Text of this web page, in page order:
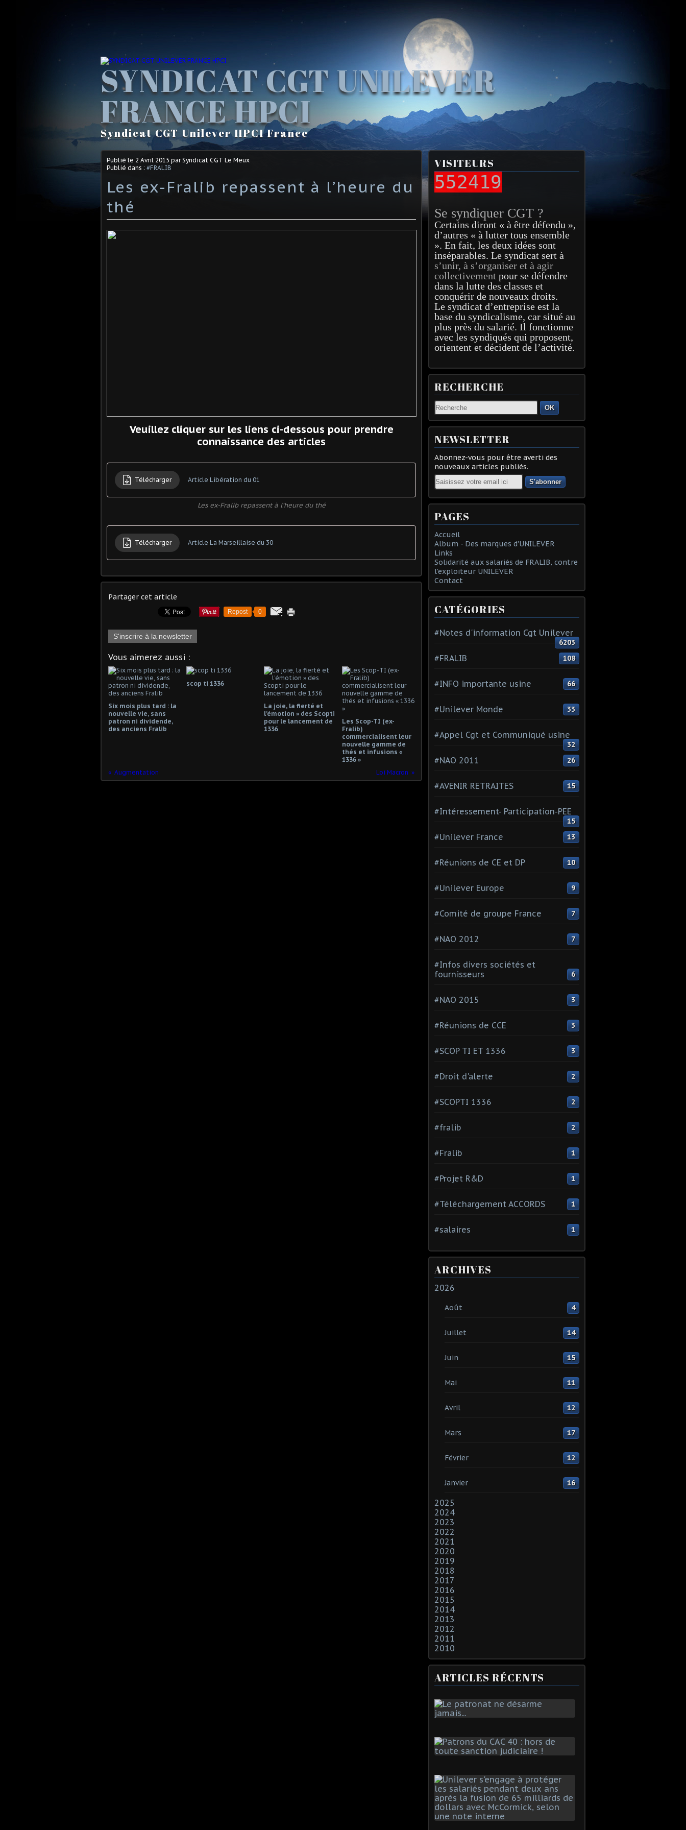
SYNDICAT CGT UNILEVER
FRANCE HPCI
Syndicat CGT Unilever HPCI France
Publié le 2 Avril 2015 par Syndicat CGT Le Meux
Publié dans : #FRALIB
Les ex-Fralib repassent à l’heure du
thé
Veuillez cliquer sur les liens ci-dessous pour prendre
connaissance des articles
Télécharger Article Libération du 01
Les ex-Fralib repassent à l’heure du thé
Télécharger Article La Marseillaise du 30
Partager cet article
Repost 0
S'inscrire à la newsletter
Vous aimerez aussi :
Six mois plus tard : la
nouvelle vie, sans
patron ni dividende,
des anciens Fralib
scop ti 1336
La joie, la fierté et
l’émotion » des Scopti
pour le lancement de
1336
Les Scop-TI (ex-
Fralib)
commercialisent leur
nouvelle gamme de
thés et infusions «
1336 »
Augmentation
Loi Macron
VISITEURS
552419
Se syndiquer CGT ?
Certains diront « à être défendu »,
d’autres « à lutter tous ensemble
». En fait, les deux idées sont
inséparables. Le syndicat sert à
s’unir, à s’organiser et à agir
collectivement pour se défendre
dans la lutte des classes et
conquérir de nouveaux droits.
Le syndicat d’entreprise est la
base du syndicalisme, car situé au
plus près du salarié. Il fonctionne
avec les syndiqués qui proposent,
orientent et décident de l’activité.
RECHERCHE
OK
NEWSLETTER
Abonnez-vous pour être averti des
nouveaux articles publiés.
Email
PAGES
Accueil
Album - Des marques d'UNILEVER
Links
Solidarité aux salariés de FRALIB, contre
l'exploiteur UNILEVER
Contact
CATÉGORIES
#Notes d'information Cgt Unilever
6203
#FRALIB 108
#INFO importante usine 66
#Unilever Monde 33
#Appel Cgt et Communiqué usine
32
#NAO 2011 26
#AVENIR RETRAITES 15
#Intéressement- Participation-PEE
15
#Unilever France 13
#Réunions de CE et DP 10
#Unilever Europe 9
#Comité de groupe France 7
#NAO 2012 7
#Infos divers sociétés et
fournisseurs
6
#NAO 2015 3
#Réunions de CCE 3
#SCOP TI ET 1336 3
#Droit d'alerte 2
#SCOPTI 1336 2
#fralib 2
#Fralib 1
#Projet R&D 1
#Téléchargement ACCORDS 1
#salaires 1
ARCHIVES
2026
Août 4
Juillet 14
Juin 15
Mai 11
Avril 12
Mars 17
Février 12
Janvier 16
2025
2024
2023
2022
2021
2020
2019
2018
2017
2016
2015
2014
2013
2012
2011
2010
ARTICLES RÉCENTS